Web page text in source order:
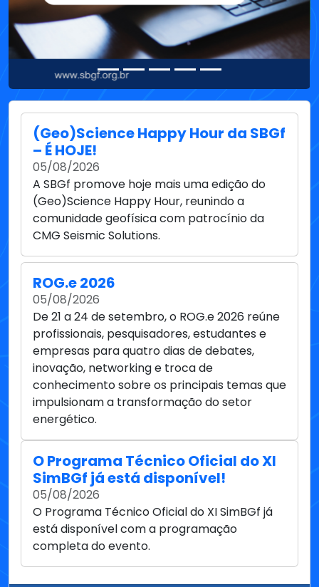
(Geo)Science Happy Hour da SBGf
– É HOJE!
A SBGf promove hoje mais uma edição do
(Geo)Science Happy Hour, reunindo a
comunidade geofísica com patrocínio da
CMG Seismic Solutions.
ROG.e 2026
05/08/2026
De 21 a 24 de setembro, o ROG.e 2026 reúne
profissionais, pesquisadores, estudantes e
empresas para quatro dias de debates,
inovação, networking e troca de
conhecimento sobre os principais temas que
impulsionam a transformação do setor
energético.
O Programa Técnico Oficial do XI
SimBGf já está disponível!
05/08/2026
O Programa Técnico Oficial do XI SimBGf já
está disponível com a programação
completa do evento.
Mais notícias